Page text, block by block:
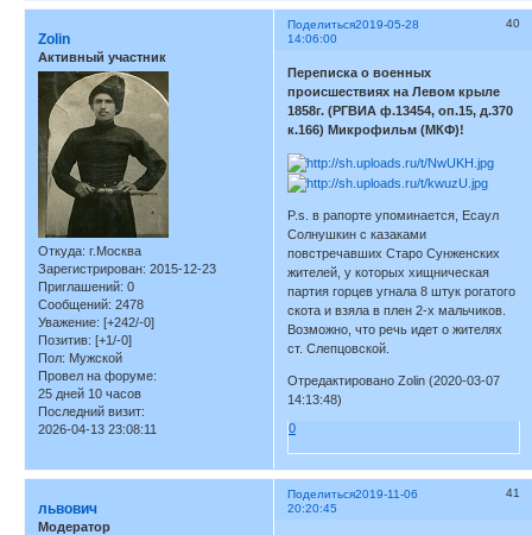
Поделиться 40
2019-05-28
14:06:00
Zolin
Активный участник
Откуда: г.Москва
Зарегистрирован: 2015-12-23
Приглашений: 0
Сообщений: 2478
Уважение: [+242/-0]
Позитив: [+1/-0]
Пол: Мужской
Провел на форуме:
25 дней 10 часов
Последний визит:
2026-04-13 23:08:11
Переписка о военных
происшествиях на Левом крыле
1858г. (РГВИА ф.13454, оп.15, д.370
к.166) Микрофильм (МКФ)!
P.s. в рапорте упоминается, Есаул
Солнушкин с казаками
повстречавших Старо Сунженских
жителей, у которых хищническая
партия горцев угнала 8 штук рогатого
скота и взяла в плен 2-х мальчиков.
Возможно, что речь идет о жителях
ст. Слепцовской.
Отредактировано Zolin (2020-03-07
14:13:48)
0
Поделиться 41
2019-11-06
20:20:45
львович
Модератор